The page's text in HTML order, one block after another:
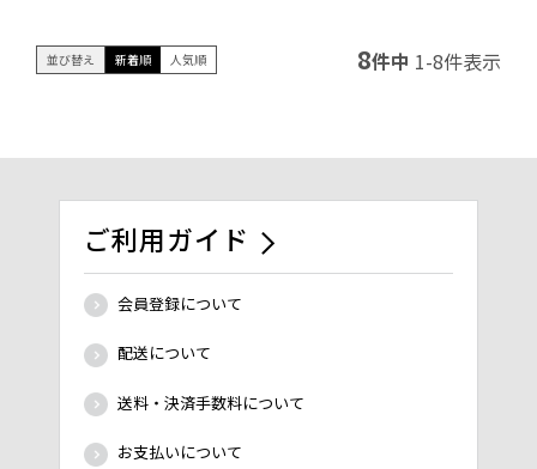
並び替え 新着順 人気順 8件中 1-8件表示
ご利用ガイド
会員登録について
配送について
送料・決済手数料について
お支払いについて